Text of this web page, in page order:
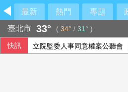
最新 熱門 專題
臺北市 33° ( 34° / 31° )
快訊 立院監委人事同意權案公聽